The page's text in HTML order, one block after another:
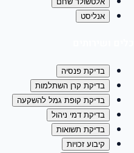
אנליסט
בדיקת פנסיה
בדיקת קרן השתלמות
בדיקת קופת גמל להשקעה
בדיקת דמי ניהול
בדיקת תשואות
קיבוע זכויות